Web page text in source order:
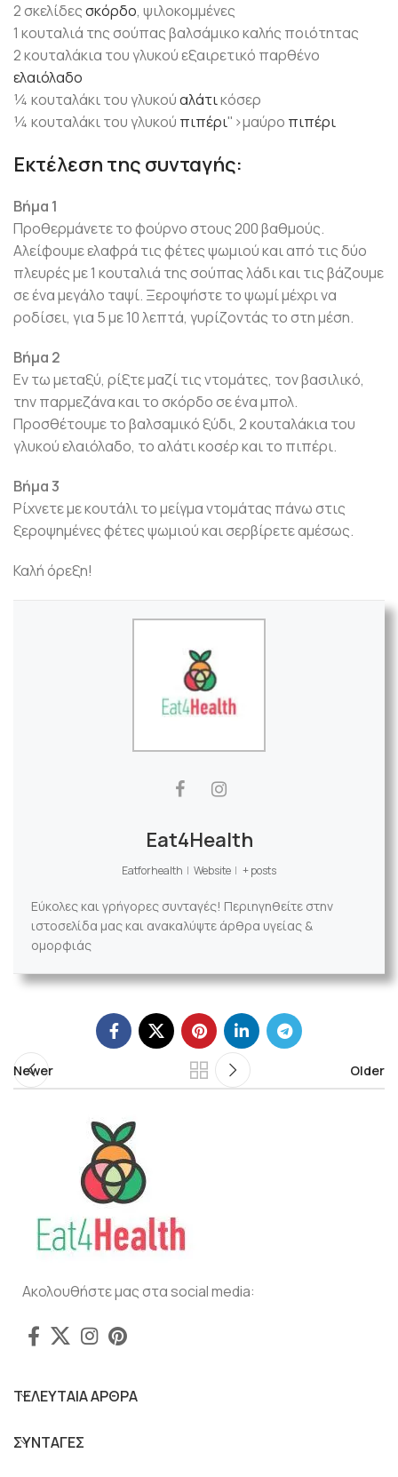
2 σκελίδεςσκόρδο, ψιλοκομμένες
1 κουταλιά της σούπας βαλσάμικο καλής ποιότητας
2 κουταλάκια του γλυκού εξαιρετικό παρθένο
ελαιόλαδο
¼ κουταλάκι του γλυκούαλάτικόσερ
¼ κουταλάκι του γλυκού πιπέρι">μαύρο πιπέρι
Εκτέλεση της συνταγής:
Βήμα 1
Προθερμάνετε το φούρνο στους 200 βαθμούς.
Αλείφουμε ελαφρά τις φέτες ψωμιού και από τις δύο
πλευρές με 1 κουταλιά της σούπας λάδι και τις βάζουμε
σε ένα μεγάλο ταψί. Ξεροψήστε το ψωμί μέχρι να
ροδίσει, για 5 με 10 λεπτά, γυρίζοντάς το στη μέση.
Βήμα 2
Εν τω μεταξύ, ρίξτε μαζί τις ντομάτες, τον βασιλικό,
την παρμεζάνα και το σκόρδο σε ένα μπολ.
Προσθέτουμε το βαλσαμικό ξύδι, 2 κουταλάκια του
γλυκού ελαιόλαδο, το αλάτι κοσέρ και το πιπέρι.
Βήμα 3
Ρίχνετε με κουτάλι το μείγμα ντομάτας πάνω στις
ξεροψημένες φέτες ψωμιού και σερβίρετε αμέσως.
Καλή όρεξη!
Eat4Health
Eatforhealth | Website | + posts
Εύκολες και γρήγορες συνταγές! Περιηγηθείτε στην
ιστοσελίδα μας και ανακαλύψτε άρθρα υγείας &
ομορφιάς
Newer Older
Ακολουθήστε μας στα social media:
ΤΕΛΕΥΤΑΙΑ ΑΡΘΡΑ
ΣΥΝΤΑΓΕΣ